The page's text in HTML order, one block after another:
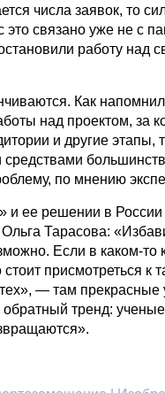
числа заявок, то
это связано уже не с
работу над
Как
над проектом, за
и другие
средствами
по мнению
и ее решении в России
Тарасова:
Если в каком-
стоит присмотреться
— там прекрасные
тренд: